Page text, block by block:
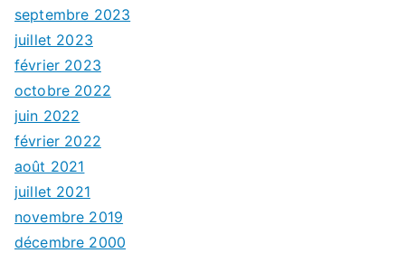
septembre 2023
juillet 2023
février 2023
octobre 2022
juin 2022
février 2022
août 2021
juillet 2021
novembre 2019
décembre 2000